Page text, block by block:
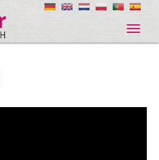
ein-/